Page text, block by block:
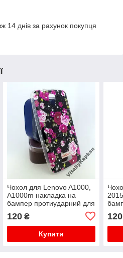
14 днів за рахунок покупця
Чохол для Lenovo A1000,
A1000m накладка на
бампер протиударний для
120₴
Купити
120